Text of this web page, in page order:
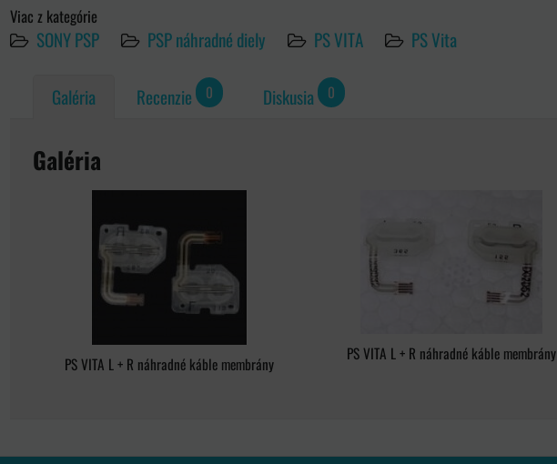
Viac z kategórie
SONY PSP PSP náhradné diely PS VITA PS Vita
Galéria Recenzie 0 Diskusia 0
Galéria
PS VITA L + R náhradné káble membrány
PS VITA L + R náhradné káble membrány